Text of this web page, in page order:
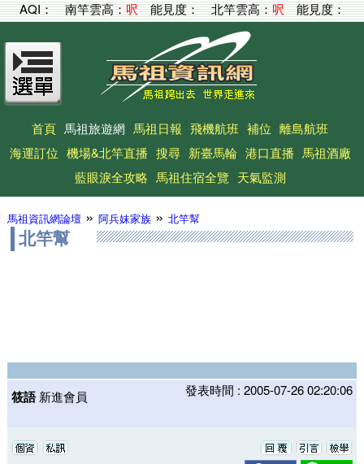
AQI： 南竿雲高：呎能見度：北竿雲高：呎能見度：
首頁 馬祖旅遊網 馬祖日報 飛機航班 補位 離島航班
海運訂位 機場&北竿直播 搜尋 新臺馬輪 港口直播 馬祖酒廠
藍眼淚全攻略 馬祖住宿全覽 天氣監測
馬祖資訊網論壇» 阿兵妹家族» 北竿幫
北竿幫
筱語 新進會員 發表時間 : 2005-07-26 02:20:06